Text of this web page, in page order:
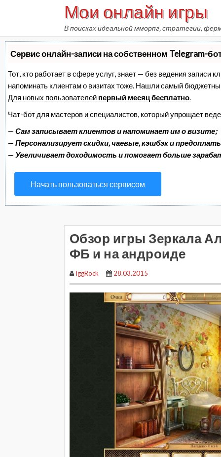
Мои онлайн игры
В поисках идеальной мморпг, стратегии,
Сервис онлайн-записи на собственном Telegram-
Тот, кто работает в сфере услуг, знает — без ведения записи
напоминать клиентам о визитах тоже. Нашли самый
Для новых пользователей первый месяц бесплатно.
Чат-бот для мастеров и специалистов, который упрощает
— Сам записывает клиентов и напоминает им о визите;
— Персонализирует скидки, чаевые, кэшбэк и
— Увеличивает доходимость и помогает больше
Начать пользоваться сервисом
Обзор игры Зеркала
ФБ и на андроиде
IggRock 28.03.2015